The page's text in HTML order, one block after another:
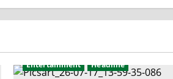
Entertainment Headline